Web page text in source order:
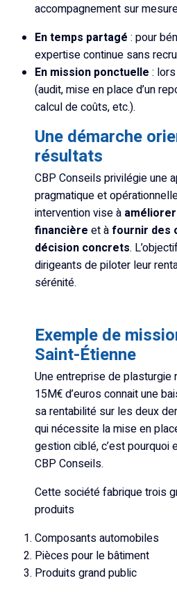
accompagnement sur
En temps partagé : pour
expertise continue sans
En mission ponctuelle :
(audit, mise en place d’un
calcul de coûts, etc.).
Une démarche
résultats
CBP Conseils privilégie une
pragmatique et
intervention vise à
financière et à fournir des
décision concrets.
dirigeants de piloter leur
sérénité.
Exemple de
Saint-Étienne
Une entreprise de plasturgie
15M€ d’euros connait une
sa rentabilité sur les deux
qui nécessite la mise en
gestion ciblé, c’est pourquoi
CBP Conseils.
Cette société fabrique trois
produits
Composants automobiles
Pièces pour le bâtiment
Produits grand public